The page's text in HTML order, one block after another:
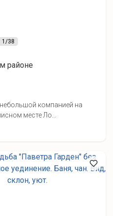
1/38
районе
компанией на
месте Ло...